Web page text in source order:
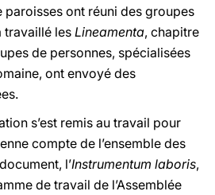
paroisses ont réuni des groupes
travaillé les Lineamenta, chapitre
de personnes, spécialisées
ont envoyé des
s’est remis au travail pour
compte de l’ensemble des
l’Instrumentum laboris,
de travail de l’Assemblée